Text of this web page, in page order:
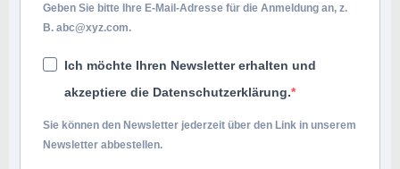
Geben Sie bitte Ihre E-Mail-Adresse für die Anmeldung an, z.
B. abc@xyz.com.
Ich möchte Ihren Newsletter erhalten und
akzeptiere die Datenschutzerklärung.
Sie können den Newsletter jederzeit über den Link in unserem
Newsletter abbestellen.